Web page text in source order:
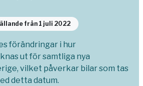
från 1 juli 2022
förändringar i hur
ut för samtliga nya
vilket påverkar bilar som tas
detta datum.